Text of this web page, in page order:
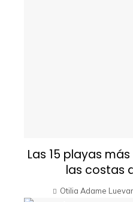
Las 15 playas
las costas
Otilia Adame